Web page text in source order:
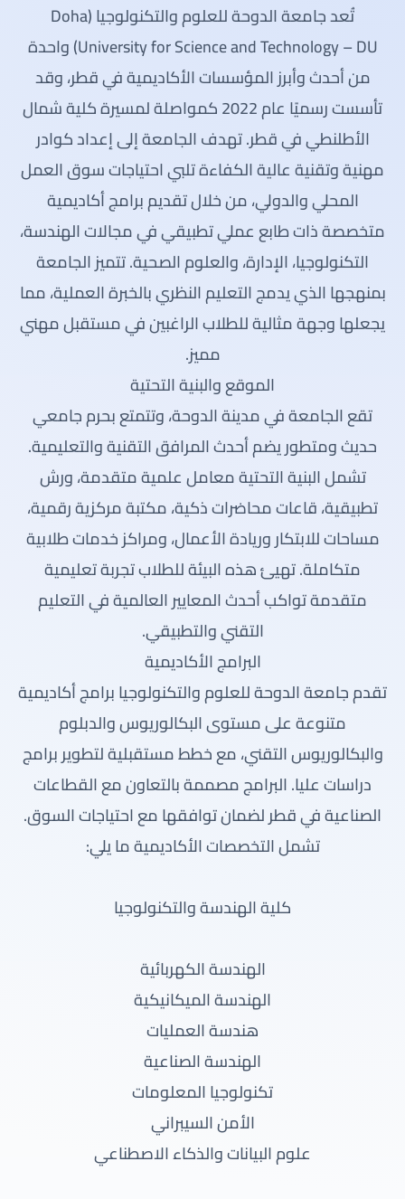
تُعد جامعة الدوحة للعلوم والتكنولوجيا (Doha
University for Science and Technology – DU) واحدة
من أحدث وأبرز المؤسسات الأكاديمية في قطر، وقد
تأسست رسميًا عام 2022 كمواصلة لمسيرة كلية شمال
الأطلنطي في قطر. تهدف الجامعة إلى إعداد كوادر
مهنية وتقنية عالية الكفاءة تلبي احتياجات سوق العمل
المحلي والدولي، من خلال تقديم برامج أكاديمية
متخصصة ذات طابع عملي تطبيقي في مجالات الهندسة،
التكنولوجيا، الإدارة، والعلوم الصحية. تتميز الجامعة
بمنهجها الذي يدمج التعليم النظري بالخبرة العملية، مما
يجعلها وجهة مثالية للطلاب الراغبين في مستقبل مهني
مميز.
الموقع والبنية التحتية
تقع الجامعة في مدينة الدوحة، وتتمتع بحرم جامعي
حديث ومتطور يضم أحدث المرافق التقنية والتعليمية.
تشمل البنية التحتية معامل علمية متقدمة، ورش
تطبيقية، قاعات محاضرات ذكية، مكتبة مركزية رقمية،
مساحات للابتكار وريادة الأعمال، ومراكز خدمات طلابية
متكاملة. تهيئ هذه البيئة للطلاب تجربة تعليمية
متقدمة تواكب أحدث المعايير العالمية في التعليم
التقني والتطبيقي.
البرامج الأكاديمية
تقدم جامعة الدوحة للعلوم والتكنولوجيا برامج أكاديمية
متنوعة على مستوى البكالوريوس والدبلوم
والبكالوريوس التقني، مع خطط مستقبلية لتطوير برامج
دراسات عليا. البرامج مصممة بالتعاون مع القطاعات
الصناعية في قطر لضمان توافقها مع احتياجات السوق.
تشمل التخصصات الأكاديمية ما يلي:
كلية الهندسة والتكنولوجيا
الهندسة الكهربائية
الهندسة الميكانيكية
هندسة العمليات
الهندسة الصناعية
تكنولوجيا المعلومات
الأمن السيبراني
علوم البيانات والذكاء الاصطناعي